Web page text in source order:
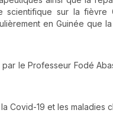
scientifique sur la
en Guinée que
le Professeur Fodé
Covid-19 et les maladies